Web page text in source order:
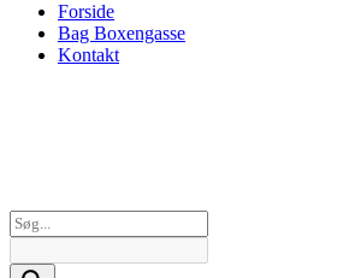
Forside
Bag Boxengasse
Kontakt